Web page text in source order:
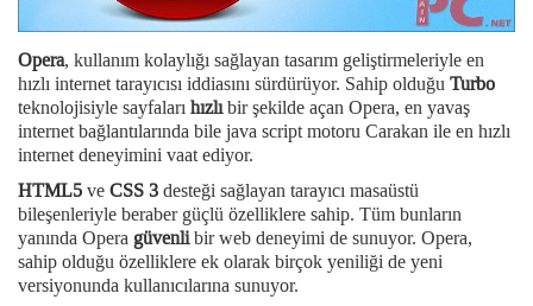
Opera, kullanım kolaylığı sağlayan tasarım geliştirmeleriyle en
hızlı internet tarayıcısı iddiasını sürdürüyor. Sahip olduğuTurbo
teknolojisiyle sayfalarıhızlıbir şekilde açan Opera, en yavaş
internet bağlantılarında bile java script motoru Carakan ile en hızlı
internet deneyimini vaat ediyor.
HTML5veCSS 3desteği sağlayan tarayıcı masaüstü
bileşenleriyle beraber güçlü özelliklere sahip. Tüm bunların
yanında Opera güvenlibir web deneyimi de sunuyor. Opera,
sahip olduğu özelliklere ek olarak birçok yeniliği de yeni
versiyonunda kullanıcılarına sunuyor.